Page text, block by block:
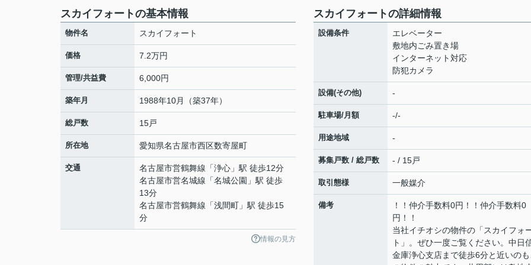
スカイフォートの基本情報
物件名 スカイフォート
価格 7.2万円
管理/共益費 6,000円
築年月 1988年10月（築37年）
総戸数 15戸
所在地 愛知県名古屋市西区数寄屋町
交通 名古屋市営鶴舞線 「浄心 」駅 徒歩12分
名古屋市営名城線 「名城公園 」駅 徒歩
13分
名古屋市営鶴舞線 「浅間町 」駅 徒歩15
分
情報の見方
スカイフォートの詳細情報
設備条件
エレベーター
敷地内ごみ置き場
インターネット対応
防犯カメラ
設備(その他) -
駐車場/月額 -/-
用途地域 -
募集戸数 / 総戸数 - / 15戸
取引態様 一般媒介
備考
！！仲介手数料0円！！仲介手数料0
円！！
当社イチオシの物件の「スカイフォ
ト」。ぜひ一度ご覧ください。中日
金庫浄心支店まで徒歩6分と近いのも